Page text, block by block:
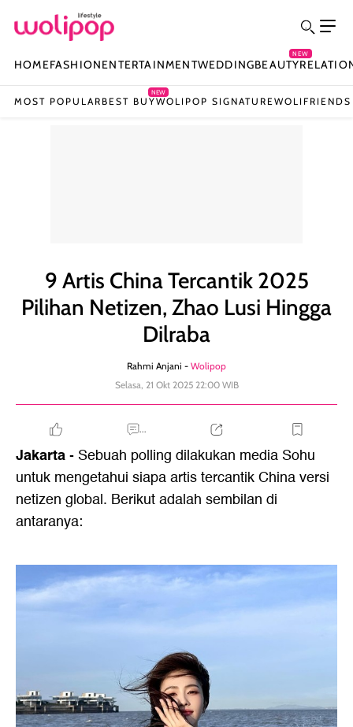
HOMEFASHIONENTERTAINMENTWEDDINGBEAUTY
NEW
MOST POPULAR BEST BUY
NEW
WOLIPOP SIGNATUREWOLIFRIENDS
9 Artis China Tercantik 2025
Pilihan Netizen, Zhao Lusi Hingga
Dilraba
Rahmi Anjani - Wolipop
Selasa, 21 Okt 2025 22:00 WIB
...
Jakarta- Sebuah polling dilakukan media Sohu
untuk mengetahui siapa artis tercantik China versi
netizen global. Berikut adalah sembilan di
antaranya: